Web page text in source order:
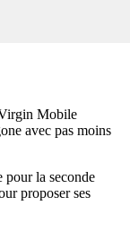
Mobile
avec pas moins
pour la seconde
proposer ses